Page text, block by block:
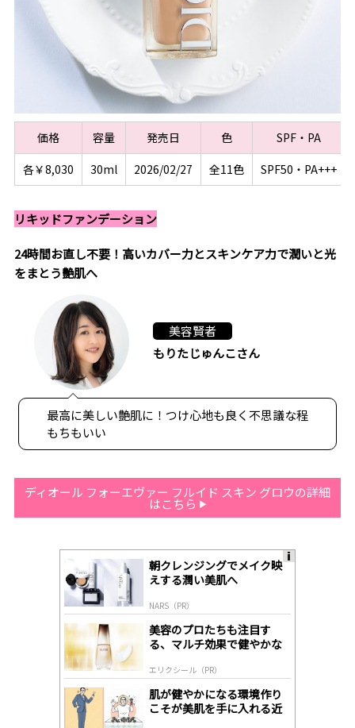
価格 容量 発売日 色
SPF・PA
各￥8,030
30ml 2026/02/27 全11色 SPF50・PA+++
リキッドファンデーション
24時間お直し不要！高いカバー力とスキンケア力で潤いと光
をまとう艶肌へ
美容賢者
もりたじゅんこさん
最高に美しい艶肌に！つけ心地も良く不思議な程
もちもいい
ディオール フォーエヴァー フルイド スキン グロウの詳細
はこちら
朝クレンジングでメイク映
えする潤い美肌へ
NARS（PR）
美容のプロたちも注目す
る、マルチ効果で健やかな
エリクシール（PR）
肌が健やかになる環境作り
こそが美肌を手に入れる近